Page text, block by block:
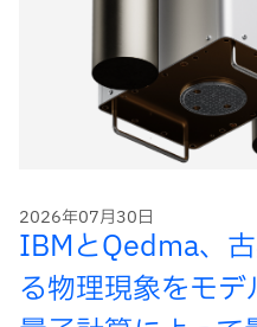
2026年07月30日
IBMとQedma、
る物理現象をモ